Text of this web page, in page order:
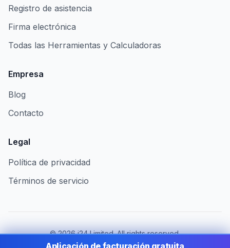
Registro de asistencia
Firma electrónica
Todas las Herramientas y Calculadoras
Empresa
Blog
Contacto
Legal
Política de privacidad
Términos de servicio
©2026i24 Limited. All rights reserved.
Al servicio de empresas en Mexico
Aplicación de facturación gratuita